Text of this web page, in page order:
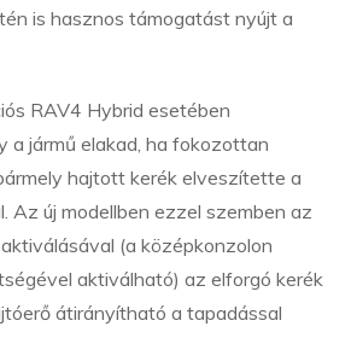
is hasznos támogatást nyújt a
RAV4 Hybrid esetében
a jármű elakad, ha fokozottan
hajtott kerék elveszítette a
Az új modellben ezzel szemben az
(a középkonzolon
aktiválható) az elforgó kerék
átirányítható a tapadással